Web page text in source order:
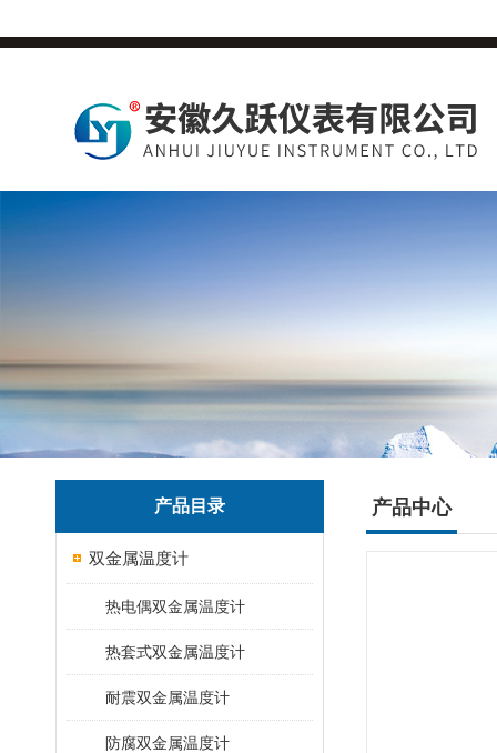
产品目录
双金属温度计
热电偶双金属温度计
热套式双金属温度计
耐震双金属温度计
防腐双金属温度计
产品中心